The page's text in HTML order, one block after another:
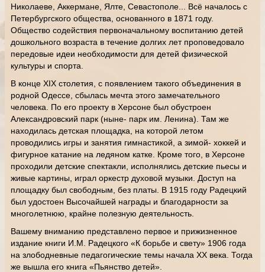
Николаеве, Аккермане, Ялте, Севастополе... Всё началось с
Петербургского общества, основанного в 1871 году.
Общество содействия первоначальному воспитанию детей
дошкольного возраста в течение долгих лет проповедовало
передовые идеи необходимости для детей физической
культуры и спорта.
В конце XIX столетия, с появлением такого объединения в
родной Одессе, сбылась мечта этого замечательного
человека. По его проекту в Херсоне был обустроен
Александровский парк (ныне- парк им. Ленина). Там же
находилась детская площадка, на которой летом
проводились игры и занятия гимнастикой, а зимой- хоккей и
фигурное катание на ледяном катке. Кроме того, в Херсоне
проходили детские спектакли, исполнялись детские пьесы и
живые картины, играл оркестр духовой музыки. Доступ на
площадку был свободным, без платы. В 1915 году Радецкий
был удостоен Высочайшей награды и благодарности за
многолетнюю, крайне полезную деятельность.
Вашему вниманию представлено первое и прижизненное
издание книги И.М. Радецкого «К борьбе и свету» 1906 года
на злободневные педагогические темы начала XX века. Тогда
же вышла его книга «Пьянство детей».